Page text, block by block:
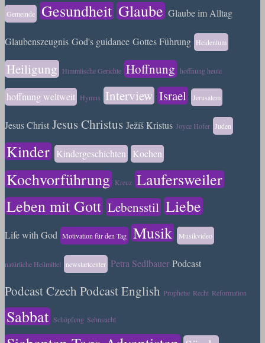
Gemeinde Gesundheit Glaube Glaube im Alltag
Glaubenszeugnis God's guidance Gottes Führung Heidentum
Heiligung Himmlische Gerichte Hoffnung hoffnung heute
hoffnung weltweit Hymns Interview Israel Jerusalem
Jesus Christ Jesus Christus Ježíš Kristus Joyce Hofer Juden
Kinder Kindergeschichten Kochen
Kochvorführung Kreuz Laufersweiler
Leben mit Gott Lebensstil Liebe
Life with God Motivation für den Tag Musik Musikvideo
natürliche Heilmittel newstartcenter Petra Sedlbauer Podcast
Podcast Czech Podcast English Prophetie Recht Reformation
Sabbat Schöpfung Sehnsucht